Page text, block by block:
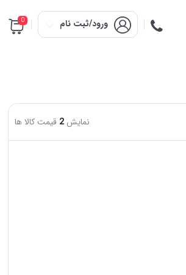
ورود/ثبت نام 0
نمایش 2 قیمت کالا ها